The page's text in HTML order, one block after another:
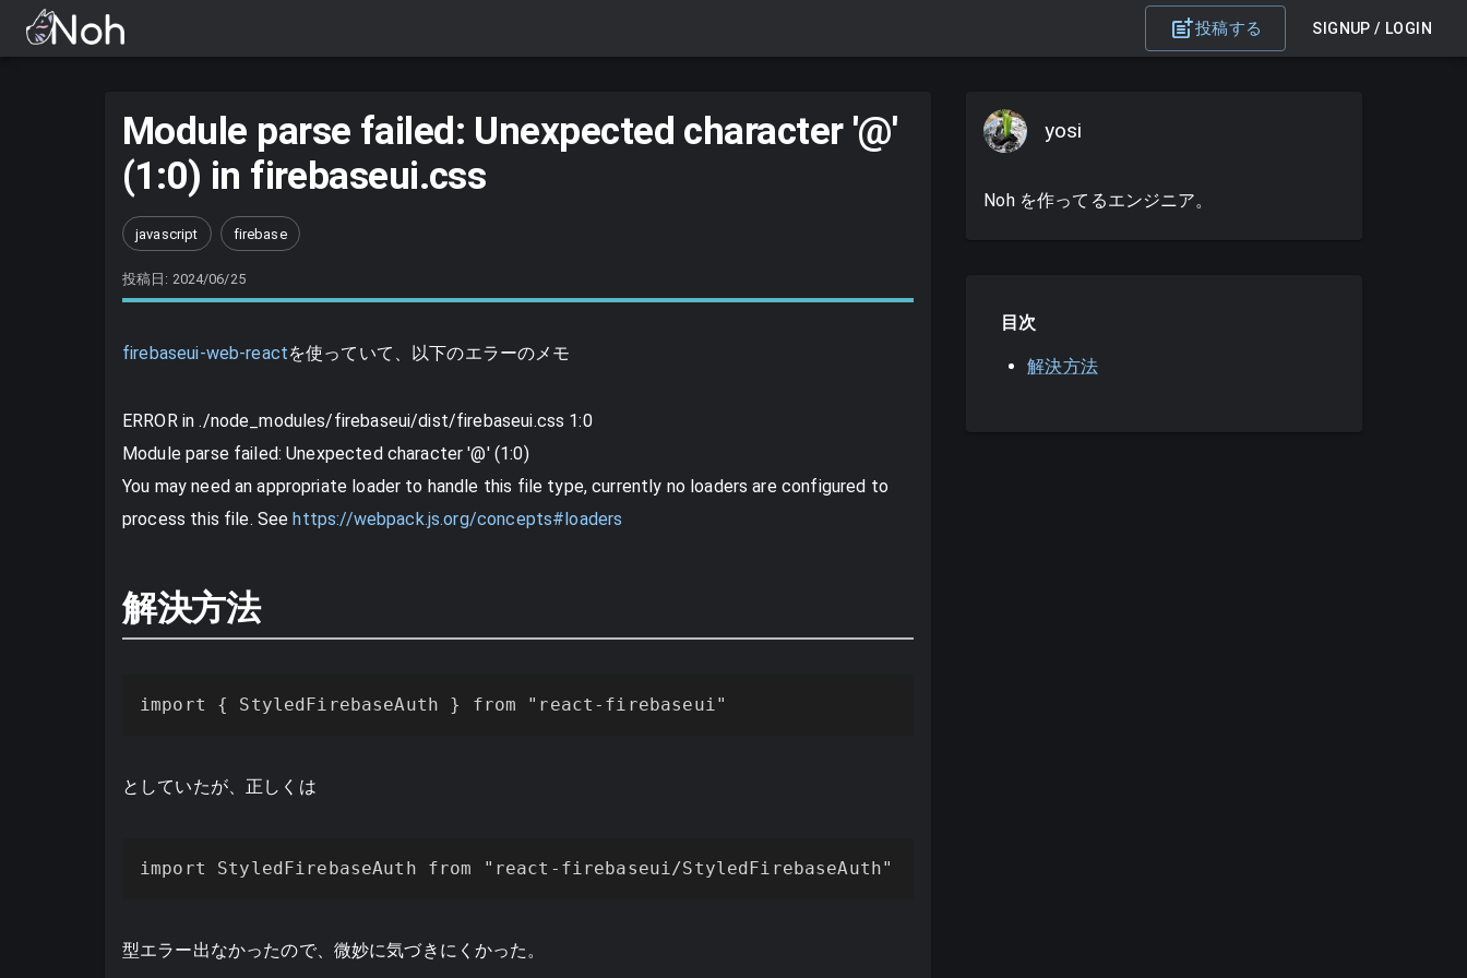
投稿する SIGNUP / LOGIN
Module parse failed: Unexpected character '@'
(1:0) in firebaseui.css
javascript firebase
投稿日: 2024/06/25
firebaseui-web-reactを使っていて、以下のエラーのメモ
ERROR in ./node_modules/firebaseui/dist/firebaseui.css 1:0
Module parse failed: Unexpected character '@' (1:0)
You may need an appropriate loader to handle this file type, currently no loaders are configured to
process this file. Seehttps://webpack.js.org/concepts#loaders
解決方法
import { StyledFirebaseAuth } from "react-firebaseui"
としていたが、正しくは
import StyledFirebaseAuth from "react-firebaseui/StyledFirebaseAuth"
型エラー出なかったので、微妙に気づきにくかった。
yosi
Noh を作ってるエンジニア。
目次
解決方法